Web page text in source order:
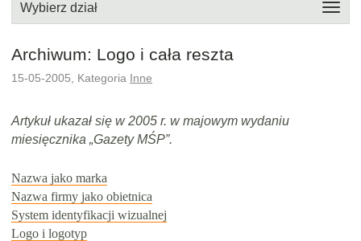
Wybierz dział
Archiwum: Logo i cała reszta
15-05-2005, Kategoria Inne
Artykuł ukazał się w 2005 r. w majowym wydaniu
miesięcznika „Gazety MŚP”.
Nazwa jako marka
Nazwa firmy jako obietnica
System identyfikacji wizualnej
Logo i logotyp